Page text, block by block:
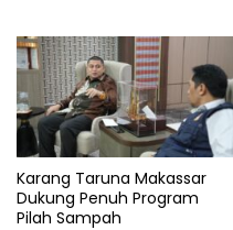
Karang Taruna Makassar
Dukung Penuh Program
Pilah Sampah